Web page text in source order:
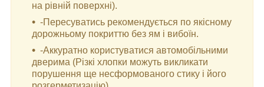
на рівній поверхні).
-Пересуватись рекомендується по якісному
дорожньому покриттю без ям і вибоїн.
-Аккуратно користуватися автомобільними
дверима (Різкі хлопки можуть викликати
порушення ще несформованого стику і його